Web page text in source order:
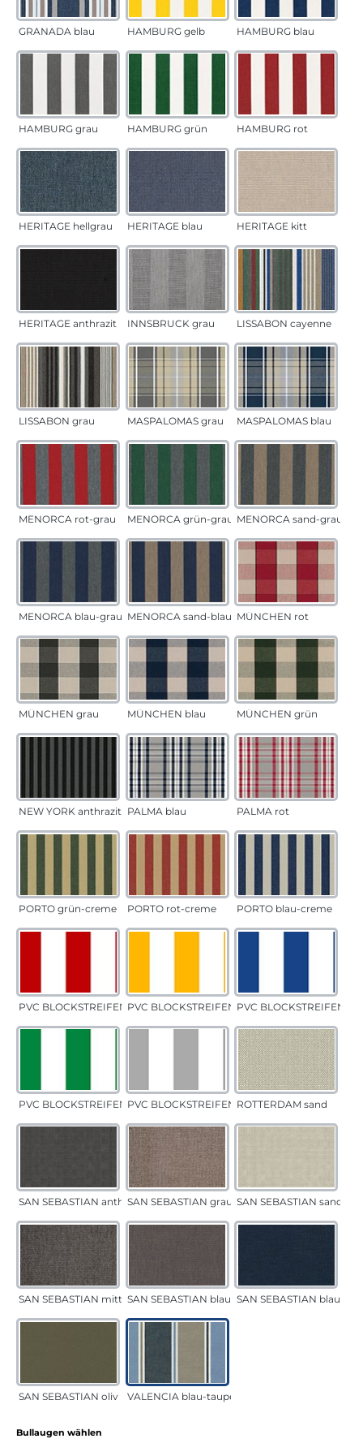
GRANADA blau HAMBURG gelb HAMBURG blau
HAMBURG grau HAMBURG grün HAMBURG rot
HERITAGE hellgrau HERITAGE blau HERITAGE kitt
HERITAGE anthrazit INNSBRUCK grau LISSABON cayenne
LISSABON grau MASPALOMAS grau MASPALOMAS blau
MENORCA rot-grau MENORCA grün-grau MENORCA sand-grau
MENORCA blau-grau MENORCA sand-blau MÜNCHEN rot
MÜNCHEN grau MÜNCHEN blau MÜNCHEN grün
NEW YORK anthrazit PALMA blau PALMA rot
PORTO grün-creme PORTO rot-creme PORTO blau-creme
PVC BLOCKSTREIFEN rotPVC BLOCKSTREIFEN gelbPVC BLOCKSTREIFEN
PVC BLOCKSTREIFEN grünPVC BLOCKSTREIFEN grauROTTERDAM sand
SAN SEBASTIAN anthrazitSAN SEBASTIAN grau-sandSAN SEBASTIAN sand
SAN SEBASTIAN mittelgrauSAN SEBASTIAN blau-sandSAN SEBASTIAN blau
SAN SEBASTIAN oliv VALENCIA blau-taupe
Bullaugen wählen